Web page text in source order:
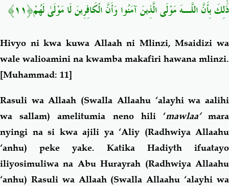
ذَٰلِكَ بِأَنَّ اللَّـهَ مَوْلَى الَّذِينَ آمَنُوا وَأَنَّ الْكَافِرِينَ لَا مَوْلَىٰ لَهُمْ﴿١١﴾
Hivyo ni kwa kuwa Allaah ni Mlinzi, Msaidizi wa
wale walioamini na kwamba makafiri hawana mlinzi.
[Muhammad: 11]
Rasuli wa Allaah (Swalla Allaahu ‘alayhi wa aalihi
wa sallam) amelitumia neno hili ‘mawlaa’mara
nyingi na si kwa ajili ya ‘Aliy (Radhwiya Allaahu
‘anhu) peke yake. Katika Hadiyth ifuatayo
iliyosimuliwa na Abu Hurayrah (Radhwiya Allaahu
‘anhu) Rasuli wa Allaah (Swalla Allaahu ‘alayhi wa